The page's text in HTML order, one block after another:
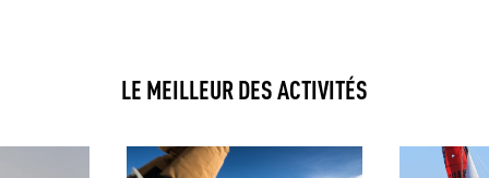
LE MEILLEUR DES ACTIVITÉS